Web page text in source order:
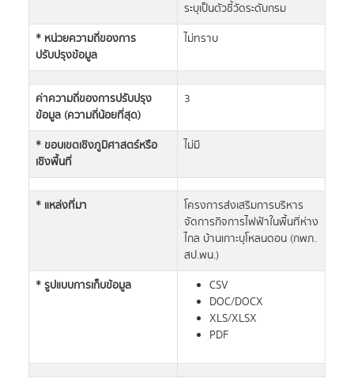
ระบุเป็นตัวชี้วัดระดับกรม
* หน่วยความถี่ของการ
ปรับปรุงข้อมูล
ไม่ทราบ
ค่าความถี่ของการปรับปรุง
ข้อมูล (ความถี่น้อยที่สุด)
3
* ขอบเขตเชิงภูมิศาสตร์หรือ
เชิงพื้นที่
ไม่มี
* แหล่งที่มา
โครงการส่งเสริมการบริหาร
จัดการกิจการไฟฟ้าในพื้นที่ห่าง
ไกล บ้านเกาะบุโหลนดอน (กพภ.
สป.พน.)
* รูปแบบการเก็บข้อมูล
CSV
DOC/DOCX
XLS/XLSX
PDF